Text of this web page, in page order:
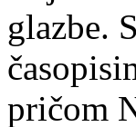
glazbe.
pričom